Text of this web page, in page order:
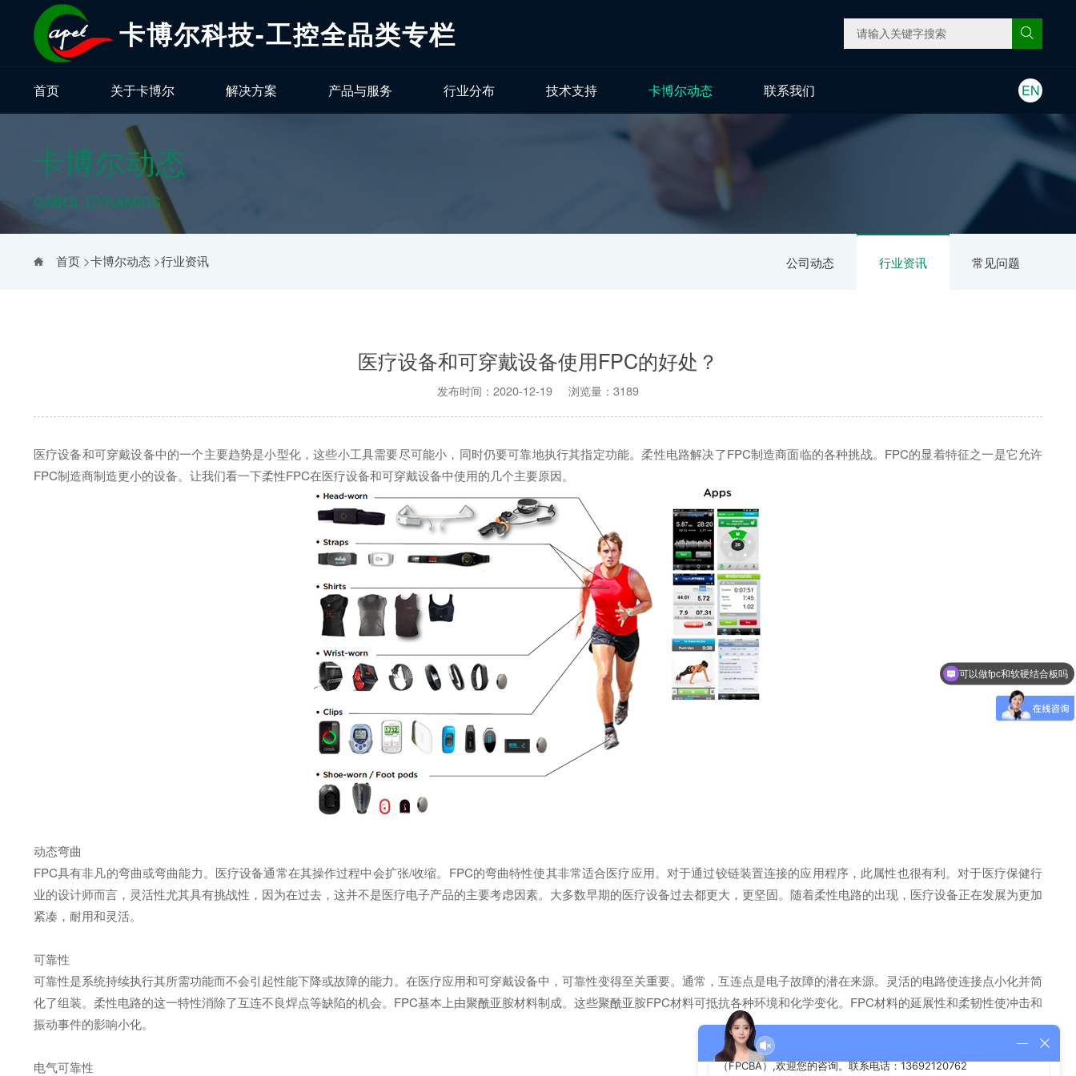
卡博尔科技-工控全品类专栏
首页 关于卡博尔 解决方案 产品与服务 行业分布 技术支持 卡博尔动态 联系我们 EN
卡博尔动态
CABOL DYNAMICS
公司动态 行业资讯 常见问题
首页>卡博尔动态>行业资讯
医疗设备和可穿戴设备使用FPC的好处？
发布时间：2020-12-19 浏览量：3189
医疗设备和可穿戴设备中的一个主要趋势是小型化，这些小工具需要尽可能小，同时仍要可靠地执行其指定功能。柔性电路解决了FPC制造商面临的各种挑战。FPC的显着特征之一是它允许
FPC制造商制造更小的设备。让我们看一下柔性FPC在医疗设备和可穿戴设备中使用的几个主要原因。
动态弯曲
FPC具有非凡的弯曲或弯曲能力。医疗设备通常在其操作过程中会扩张/收缩。FPC的弯曲特性使其非常适合医疗应用。对于通过铰链装置连接的应用程序，此属性也很有利。对于医疗保健行
业的设计师而言，灵活性尤其具有挑战性，因为在过去，这并不是医疗电子产品的主要考虑因素。大多数早期的医疗设备过去都更大，更坚固。随着柔性电路的出现，医疗设备正在发展为更加
紧凑，耐用和灵活。
可靠性
可靠性是系统持续执行其所需功能而不会引起性能下降或故障的能力。在医疗应用和可穿戴设备中，可靠性变得至关重要。通常，互连点是电子故障的潜在来源。灵活的电路使连接点小化并简
化了组装。柔性电路的这一特性消除了互连不良焊点等缺陷的机会。FPC基本上由聚酰亚胺材料制成。这些聚酰亚胺FPC材料可抵抗各种环境和化学变化。FPC材料的延展性和柔韧性使冲击和
振动事件的影响小化。
电气可靠性
可以做fpc和软硬结合板吗